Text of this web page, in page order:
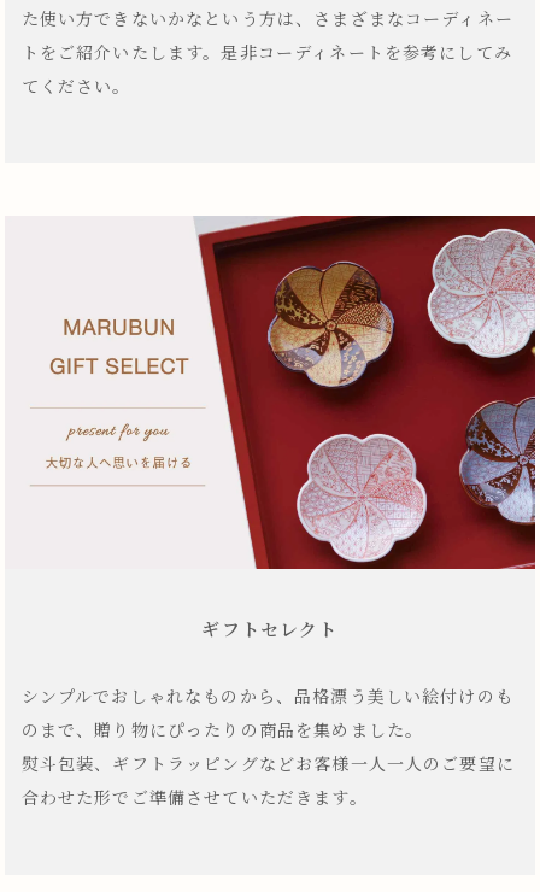
た使い方できないかなという方は、さまざまなコーディネー
トをご紹介いたします。是非コーディネートを参考にしてみ
てください。
ギフトセレクト
シンプルでおしゃれなものから、品格漂う美しい絵付けのも
のまで、贈り物にぴったりの商品を集めました。
熨斗包装、ギフトラッピングなどお客様一人一人のご要望に
合わせた形でご準備させていただきます。